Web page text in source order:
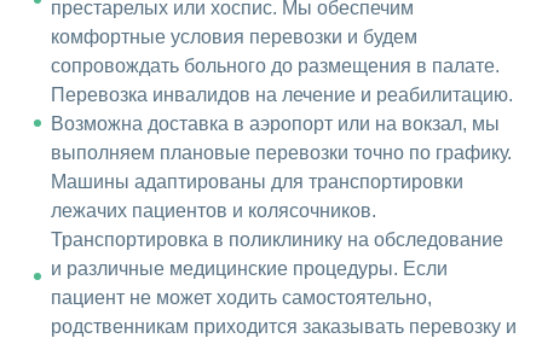
престарелых или хоспис. Мы обеспечим
комфортные условия перевозки и будем
сопровождать больного до размещения в палате.
Перевозка инвалидов на лечение и реабилитацию.
Возможна доставка в аэропорт или на вокзал, мы
выполняем плановые перевозки точно по графику.
Машины адаптированы для транспортировки
лежачих пациентов и колясочников.
Транспортировка в поликлинику на обследование
и различные медицинские процедуры. Если
пациент не может ходить самостоятельно,
родственникам приходится заказывать перевозку и